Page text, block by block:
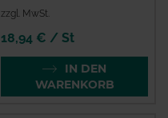
zzgl. MwSt.
18,94 € / St
IN DEN
WARENKORB